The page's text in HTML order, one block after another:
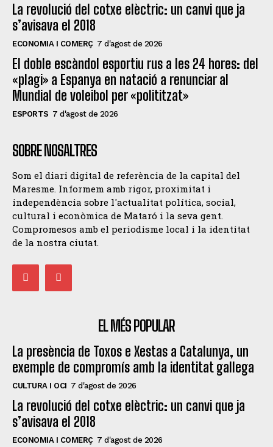
La revolució del cotxe elèctric: un canvi que ja
s’avisava el 2018
ECONOMIA I COMERÇ 7 d'agost de 2026
El doble escàndol esportiu rus a les 24 hores: del
«plagi» a Espanya en natació a renunciar al
Mundial de voleibol per «polititzat»
ESPORTS 7 d'agost de 2026
SOBRE NOSALTRES
Som el diari digital de referència de la capital del
Maresme. Informem amb rigor, proximitat i
independència sobre l'actualitat política, social,
cultural i econòmica de Mataró i la seva gent.
Compromesos amb el periodisme local i la identitat
de la nostra ciutat.
EL MÉS POPULAR
La presència de Toxos e Xestas a Catalunya, un
exemple de compromís amb la identitat gallega
CULTURA I OCI 7 d'agost de 2026
La revolució del cotxe elèctric: un canvi que ja
s’avisava el 2018
ECONOMIA I COMERÇ 7 d'agost de 2026